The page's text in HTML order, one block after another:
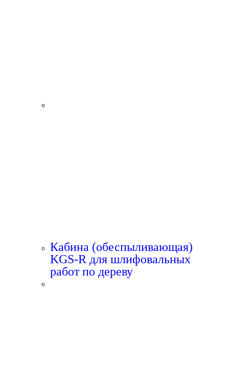
Кабина (обеспыливающая)
KGS-R для шлифовальных
работ по дереву